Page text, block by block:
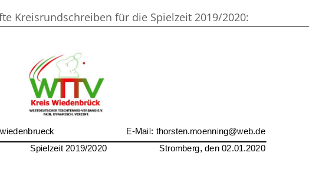
Kreisrundschreiben für die Spielzeit 2019/2020: